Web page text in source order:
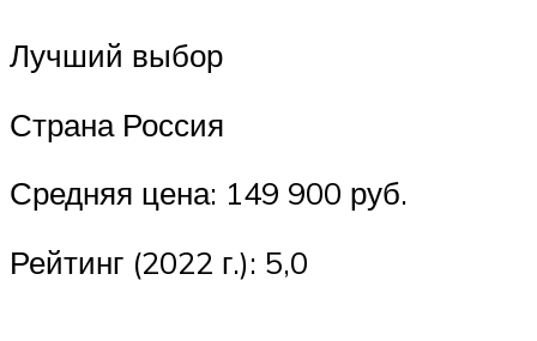
Лучший выбор
Страна Россия
Средняя цена: 149 900 руб.
Рейтинг (2022 г.): 5,0